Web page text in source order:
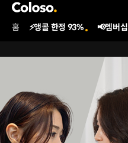
콜로소
Coloso Menu
홈 ⚡앵콜 한정 93% 📢멤버십